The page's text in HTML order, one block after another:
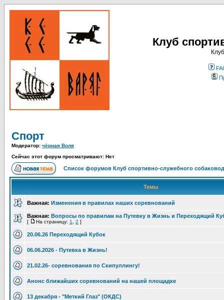
Клуб
Спорт
Модератор: чёрная Воля
Сейчас этот форум просматривают: Нет
Список форумов Клуб спортивно-служебного
Темы
Важная: Изменения в правилах наших соревнований
Важная: Вопросы по правилам на Путевку в Жизнь и Переходящий
[ На страницу: 1 2 ]
20.06.26 Переходящий Кубок
06.06.2026 - Путевка в Жизнь!
21.02.26- соревнования по Скипуллингу!
Анонс ближайших соревнований на нашей площадке
13 декабря - "Меткий Глаз" (ОКДС)